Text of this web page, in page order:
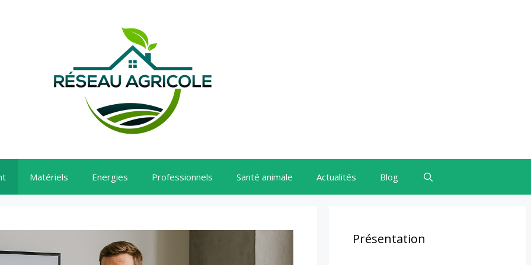
Matériels Energies Professionnels Santé animale Actualités Blog
Présentation